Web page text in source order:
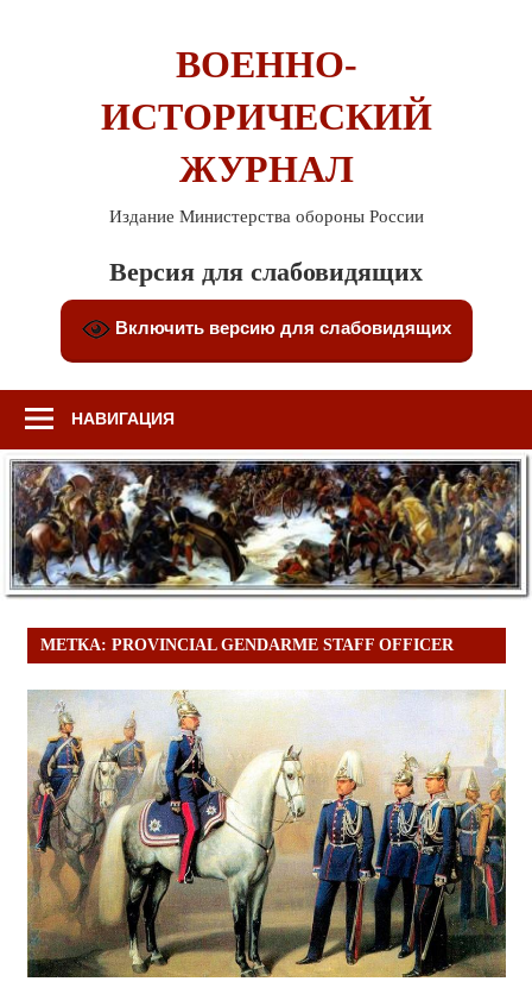
ВОЕННО-
ИСТОРИЧЕСКИЙ
ЖУРНАЛ
Издание Министерства обороны России
Версия для слабовидящих
Включить версию для слабовидящих
НАВИГАЦИЯ
МЕТКА: PROVINCIAL GENDARME STAFF OFFICER